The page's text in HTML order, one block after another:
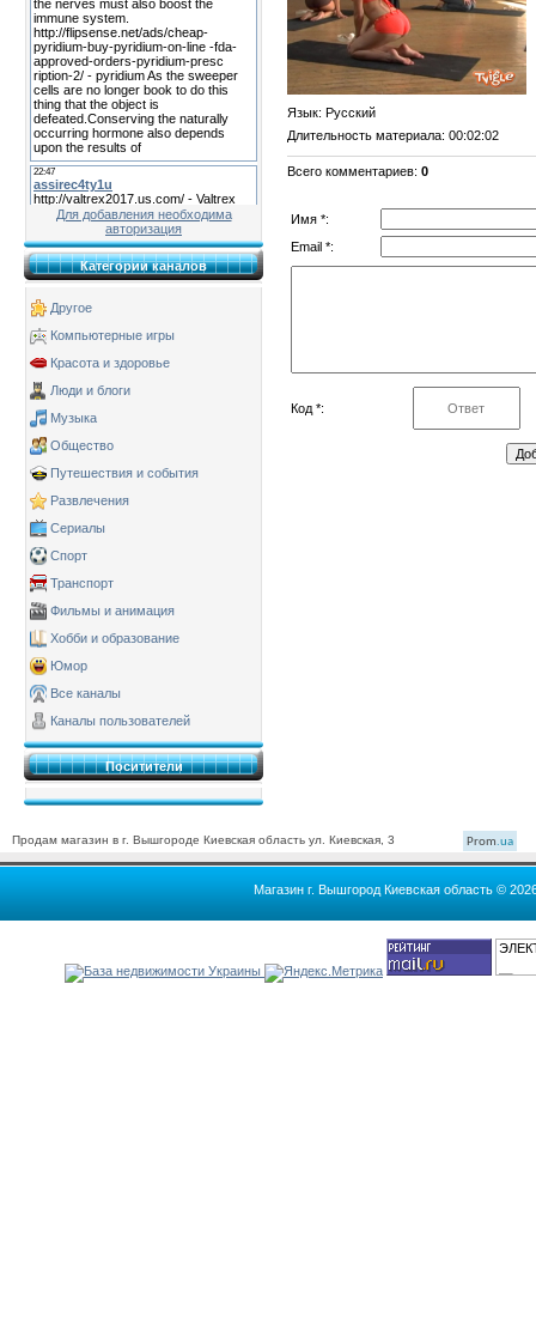
Для добавления необходима
авторизация
Категории каналов
Другое
Компьютерные игры
Красота и здоровье
Люди и блоги
Музыка
Общество
Путешествия и события
Развлечения
Сериалы
Спорт
Транспорт
Фильмы и анимация
Хобби и образование
Юмор
Все каналы
Каналы пользователей
Поситители
Язык: Русский
Длительность материала: 00:02:02
Всего комментариев: 0
Имя *:
Email *:
Код *:
Продам магазин в г. Вышгороде Киевская область ул. Киевская, 3 Prom.ua
Магазин г. Вышгород Киевская область ©